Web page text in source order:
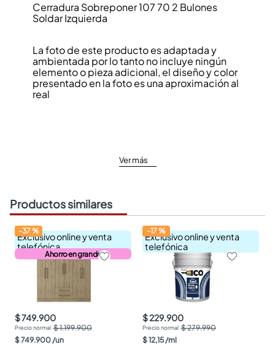
Cerradura Sobreponer 107 70 2 Bulones
Soldar Izquierda
La foto de este producto es adaptada y
ambientada por lo tanto no incluye ningún
elemento o pieza adicional, el diseño y color
presentado en la foto es una aproximación al
real
Ver más
Productos similares
Exclusivo online y venta
telefónica
Ahorro en grande
-37%
$ 749.900
$ 1.199.900
$749.900/un
Exclusivo online y venta
telefónica
-17%
$ 229.900
$ 279.990
$12,15/ml